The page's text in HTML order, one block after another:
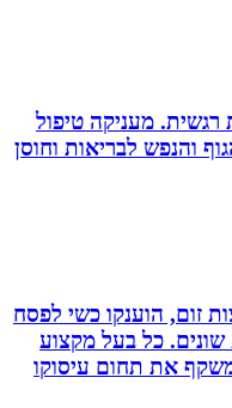
מעניקה טיפול
לבריאות וחוסן
הוענקו כשי לפסח
כל בעל מקצוע
את תחום עיסוקו